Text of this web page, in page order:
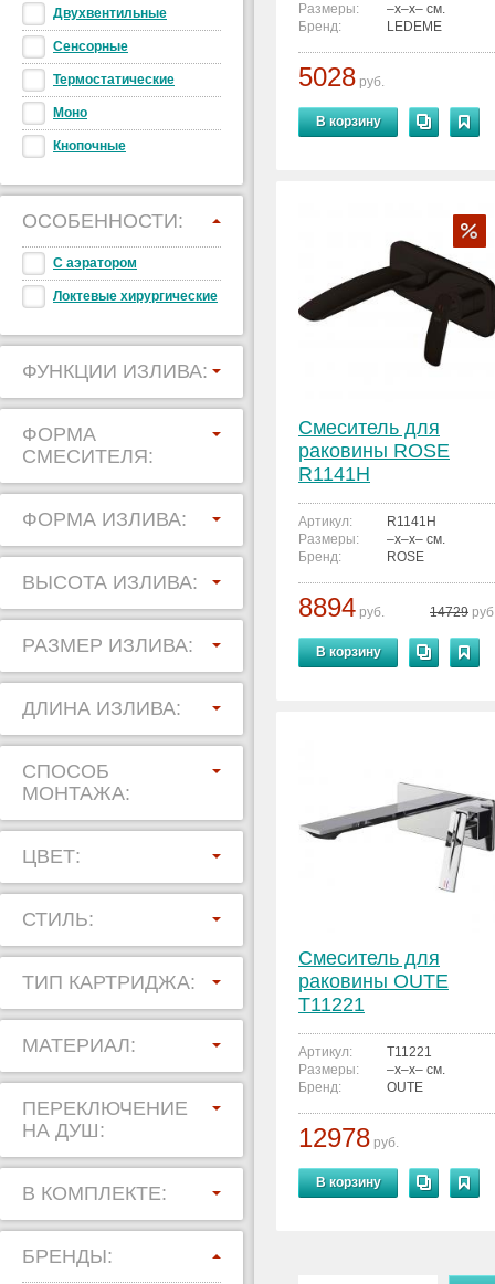
Двухвентильные
Сенсорные
Термостатические
Моно
Кнопочные
ОСОБЕННОСТИ:
С аэратором
Локтевые хирургические
ФУНКЦИИ ИЗЛИВА:
ФОРМА
СМЕСИТЕЛЯ:
ФОРМА ИЗЛИВА:
ВЫСОТА ИЗЛИВА:
РАЗМЕР ИЗЛИВА:
ДЛИНА ИЗЛИВА:
СПОСОБ
МОНТАЖА:
ЦВЕТ:
СТИЛЬ:
ТИП КАРТРИДЖА:
МАТЕРИАЛ:
ПЕРЕКЛЮЧЕНИЕ
НА ДУШ:
В КОМПЛЕКТЕ:
БРЕНДЫ:
Размеры:
–x–x– см.
Бренд:
LEDEME
5028 руб.
В корзину
Смеситель для
раковины ROSE
R1141H
Артикул:
R1141H
Размеры:
–x–x– см.
Бренд:
ROSE
8894 руб. 14729
В корзину
Смеситель для
раковины OUTE
T11221
Артикул:
T11221
Размеры:
–x–x– см.
Бренд:
OUTE
12978 руб.
В корзину